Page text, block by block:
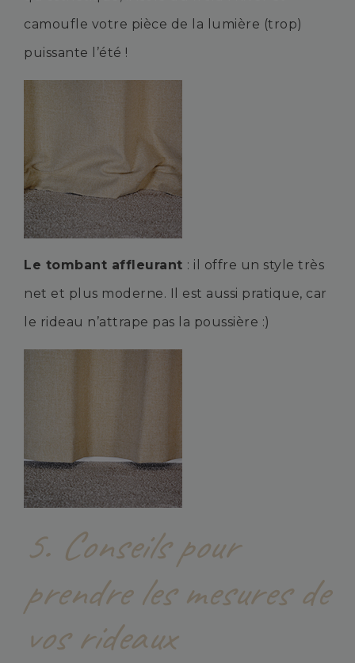
camoufle votre pièce de la lumière (trop)
puissante l’été !
Le tombant affleurant : il offre un style très
net et plus moderne. Il est aussi pratique, car
le rideau n’attrape pas la poussière :)
5. Conseils pour
prendre les mesures de
vos rideaux